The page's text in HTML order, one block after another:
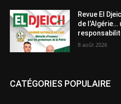
Revue El
de
8 août 2026
CATÉGORIES POPULAIRE